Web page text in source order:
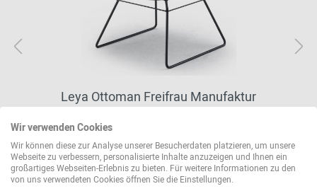
Leya Ottoman Freifrau Manufaktur
weitere Varianten erhältlich
Wir verwenden Cookies
Wir können diese zur Analyse unserer Besucherdaten platzieren, um unsere
Webseite zu verbessern, personalisierte Inhalte anzuzeigen und Ihnen ein
großartiges Webseiten-Erlebnis zu bieten. Für weitere Informationen zu den
von uns verwendeten Cookies öffnen Sie die Einstellungen.